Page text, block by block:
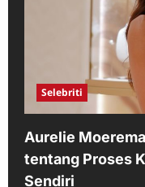
Selebriti
Aurelie
tentang Proses
Sendiri